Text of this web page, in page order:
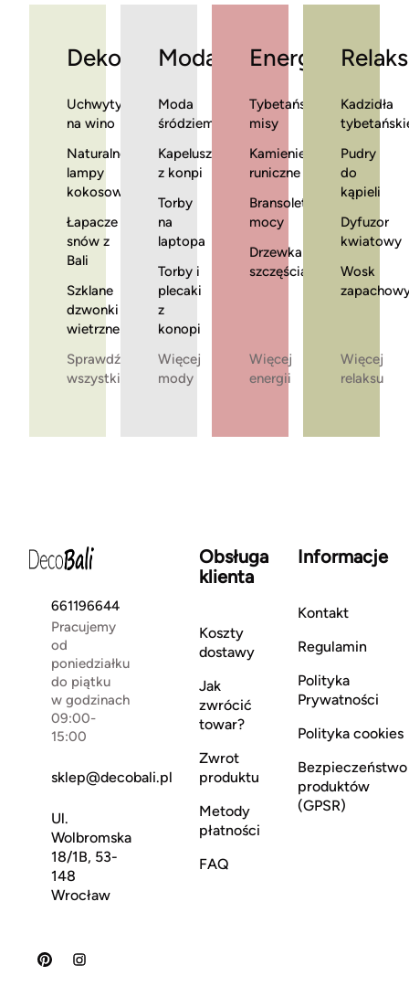
Dekoracje
Uchwyty
na wino
Naturalne
lampy
kokosowe
Łapacze
snów z
Bali
Szklane
dzwonki
wietrzne
Sprawdź
wszystkie
Moda
Moda
śródziemnomorska
Kapelusze
z konpi
Torby
na
laptopa
Torby i
plecaki
z
konopi
Więcej
mody
Energia
Tybetańskie
misy
Kamienie
runiczne
Bransoletki
mocy
Drzewka
szczęścia
Więcej
energii
Relaks
Kadzidła
Pudry
do
kąpieli
Dyfuzor
kwiatowy
Wosk
Więcej
relaksu
661196644
Pracujemy
od
poniedziałku
do piątku
w godzinach
09:00-
15:00
sklep@decobali.pl
Ul.
Wolbromska
18/1B, 53-
148
Wrocław
Obsługa
klienta
Koszty
dostawy
Jak
zwrócić
towar?
Zwrot
produktu
Metody
płatności
FAQ
Informacje
Kontakt
Regulamin
Polityka
Prywatności
Polityka cookies
Bezpieczeństwo
produktów
(GPSR)